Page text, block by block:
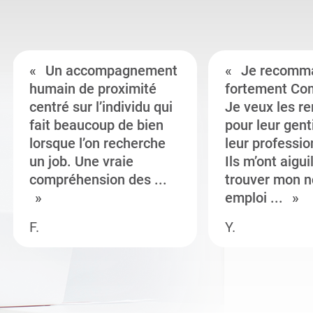
Un accompagnement
humain de proximité
centré sur l’individu qui
fait beaucoup de bien
lorsque l’on recherche
un job. Une vraie
compréhension des ...
F.
Je
fortement
Je veux les
pour leur
leur
Ils m’ont
trouver mon
emploi ...
Y.